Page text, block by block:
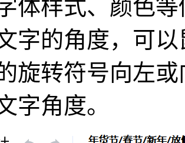
体样式、颜色
字的角度，可
旋转符号向左
字角度。